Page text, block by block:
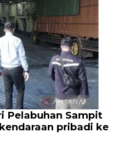
Pelabuhan Sampit
pribadi ke